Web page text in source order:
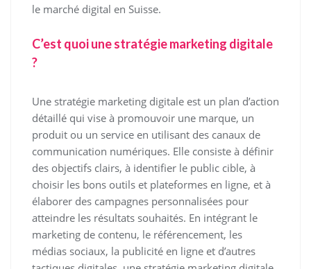
le marché digital en Suisse.
C’est quoi une stratégie marketing digitale
?
Une stratégie marketing digitale est un plan d’action
détaillé qui vise à promouvoir une marque, un
produit ou un service en utilisant des canaux de
communication numériques. Elle consiste à définir
des objectifs clairs, à identifier le public cible, à
choisir les bons outils et plateformes en ligne, et à
élaborer des campagnes personnalisées pour
atteindre les résultats souhaités. En intégrant le
marketing de contenu, le référencement, les
médias sociaux, la publicité en ligne et d’autres